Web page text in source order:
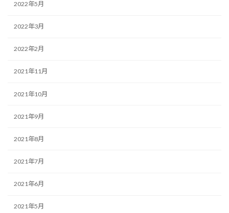
2022年5月
2022年3月
2022年2月
2021年11月
2021年10月
2021年9月
2021年8月
2021年7月
2021年6月
2021年5月